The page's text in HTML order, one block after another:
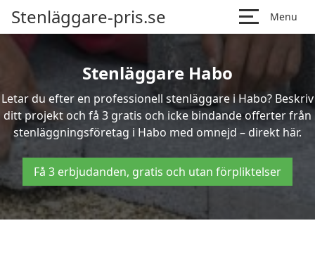
Stenläggare-pris.se Menu
Stenläggare Habo
Letar du efter en professionell stenläggare i Habo? Beskriv
ditt projekt och få 3 gratis och icke bindande offerter från
stenläggningsföretag i Habo med omnejd – direkt här.
Få 3 erbjudanden, gratis och utan förpliktelser